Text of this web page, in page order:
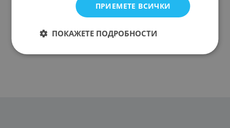
ПРИЕМЕТЕ ВСИЧКИ
ПОКАЖЕТЕ ПОДРОБНОСТИ